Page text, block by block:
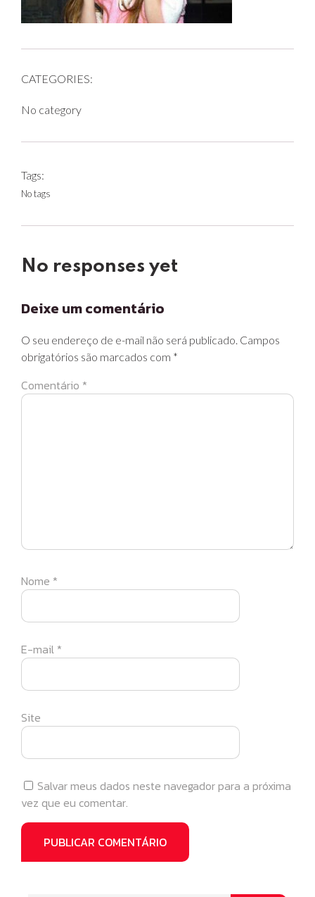
CATEGORIES:
No category
Tags:
No tags
No responses yet
Deixe um comentário
O seu endereço de e-mail não será publicado. Campos
obrigatórios são marcados com *
Comentário *
Nome *
E-mail *
Site
Salvar meus dados neste navegador para a próxima
vez que eu comentar.